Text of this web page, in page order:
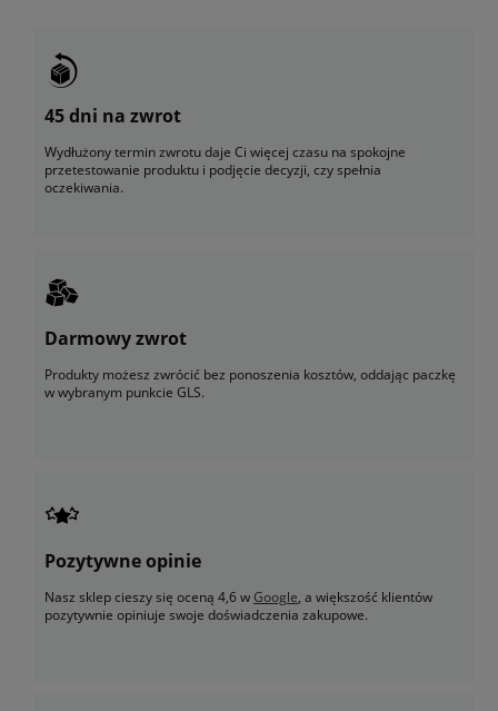
45 dni na zwrot
Wydłużony termin zwrotu daje Ci więcej czasu na spokojne
przetestowanie produktu i podjęcie decyzji, czy spełnia
oczekiwania.
Darmowy zwrot
Produkty możesz zwrócić bez ponoszenia kosztów, oddając paczkę
w wybranym punkcie GLS.
Pozytywne opinie
Nasz sklep cieszy się oceną 4,6 wGoogle, a większość klientów
pozytywnie opiniuje swoje doświadczenia zakupowe.